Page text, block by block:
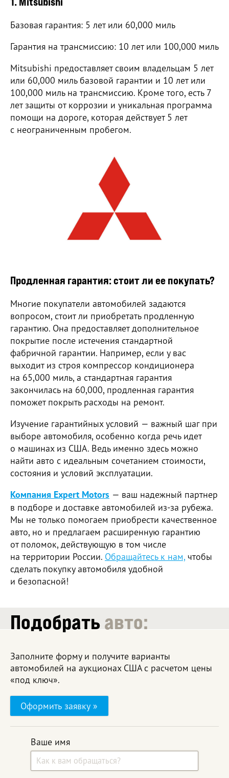
Базовая гарантия: 5 лет или 60,000 миль
Гарантия на трансмиссию: 10 лет или 100,000 миль
Mitsubishi предоставляет своим владельцам 5 лет
или 60,000 миль базовой гарантии и 10 лет или
100,000 миль на трансмиссию. Кроме того, есть 7
лет защиты от коррозии и уникальная программа
помощи на дороге, которая действует 5 лет
с неограниченным пробегом.
Продленная гарантия: стоит ли ее покупать?
Многие покупатели автомобилей задаются
вопросом, стоит ли приобретать продленную
гарантию. Она предоставляет дополнительное
покрытие после истечения стандартной
фабричной гарантии. Например, если у вас
выходит из строя компрессор кондиционера
на 65,000 миль, а стандартная гарантия
закончилась на 60,000, продленная гарантия
поможет покрыть расходы на ремонт.
Изучение гарантийных условий — важный шаг при
выборе автомобиля, особенно когда речь идет
о машинах из США. Ведь именно здесь можно
найти авто с идеальным сочетанием стоимости,
состояния и условий эксплуатации.
Компания Expert Motors — ваш надежный партнер
в подборе и доставке автомобилей из-за рубежа.
Мы не только помогаем приобрести качественное
авто, но и предлагаем расширенную гарантию
от поломок, действующую в том числе
на территории России. Обращайтесь к нам, чтобы
сделать покупку автомобиля удобной
и безопасной!
Подобратьавто:
Заполните форму и получите варианты
автомобилей на аукционах США с расчетом цены
«под ключ».
Ваше имя
Оформить заявку »